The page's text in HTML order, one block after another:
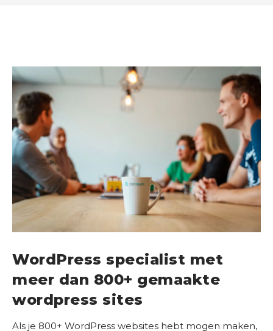
WordPress specialist met
meer dan 800+ gemaakte
wordpress sites
Als je 800+ WordPress websites hebt mogen maken,